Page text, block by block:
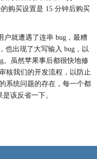
购买设置是 15 分钟后购买
户就遭遇了连串 bug，最糟
也出现了大写输入 bug，以
。虽然苹果事后都很快地修
核我们的开发流程，以防止
系统问题的存在，每一个都
该反省一下。